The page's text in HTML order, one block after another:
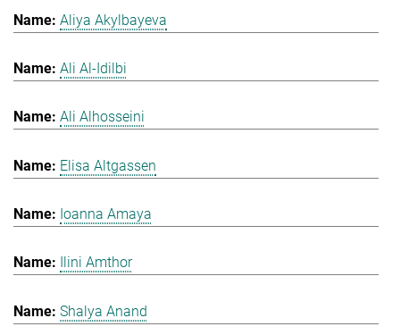
Aliya Akylbayeva
Ali Al-Idilbi
Ali Alhosseini
Elisa Altgassen
Ioanna Amaya
Ilini Amthor
Shalya Anand